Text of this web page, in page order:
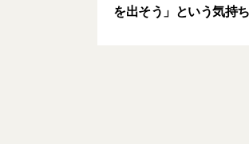
を出そう」という気持